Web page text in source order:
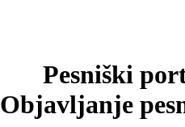
Pesniški
Objavljanje